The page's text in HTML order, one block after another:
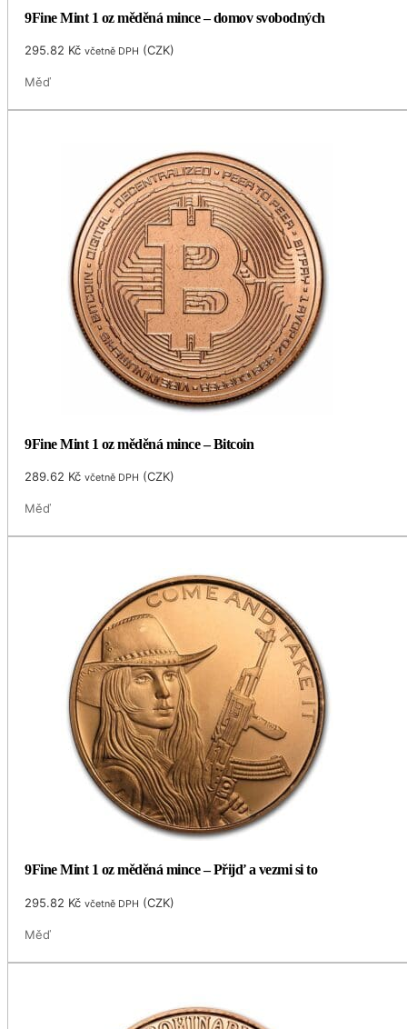
9Fine Mint 1 oz měděná mince – domov svobodných
295.82 Kč včetně DPH (CZK)
Měď
9Fine Mint 1 oz měděná mince – Bitcoin
289.62 Kč včetně DPH (CZK)
Měď
9Fine Mint 1 oz měděná mince – Přijď a vezmi si to
295.82 Kč včetně DPH (CZK)
Měď